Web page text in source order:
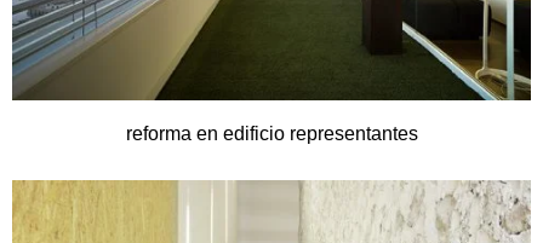
reforma en edificio representantes